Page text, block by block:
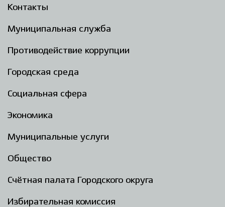
Контакты
Муниципальная служба
Противодействие коррупции
Городская среда
Социальная сфера
Экономика
Муниципальные услуги
Общество
Счётная палата Городского округа
Избирательная комиссия